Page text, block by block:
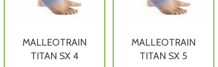
MALLEOTRAIN
TITAN SX 4
MALLEOTRAIN
TITAN SX 5